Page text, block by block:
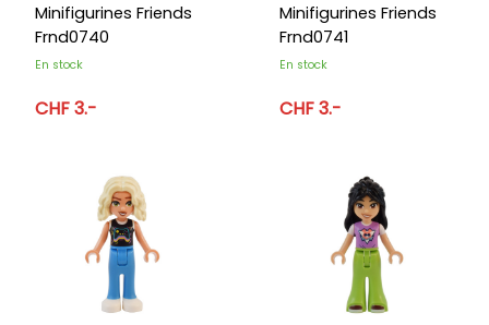
Minifigurines Friends
Frnd0740
En stock
CHF 3.-
Minifigurines Friends
Frnd0741
En stock
CHF 3.-